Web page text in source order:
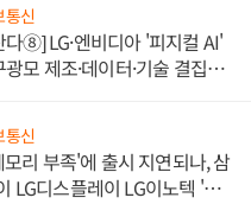
통신
다⑧] LG·엔비디아 '피지컬 AI'
모 제조·데이터·기술 결집
통신
리 부족'에 출시 지연되나, 삼
LG디스플레이 LG이노텍 '탈